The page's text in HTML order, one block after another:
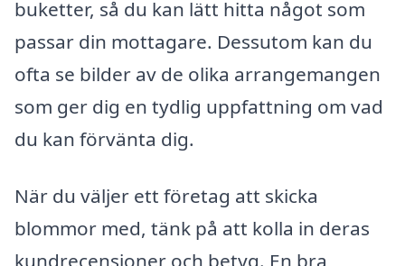
buketter, så du kan lätt hitta något som
passar din mottagare. Dessutom kan du
ofta se bilder av de olika arrangemangen
som ger dig en tydlig uppfattning om vad
du kan förvänta dig.
När du väljer ett företag att skicka
blommor med, tänk på att kolla in deras
kundrecensioner och betyg. En bra